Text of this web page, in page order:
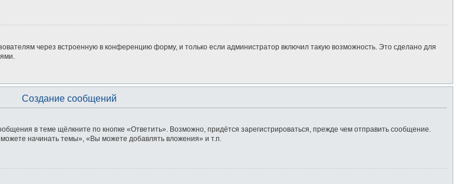
через встроенную в конференцию форму, и только если администратор включил такую возможность. Это сделано для
Создание сообщений
в теме щёлкните по кнопке «Ответить». Возможно, придётся зарегистрироваться, прежде чем отправить сообщение.
начинать темы», «Вы можете добавлять вложения» и т.п.